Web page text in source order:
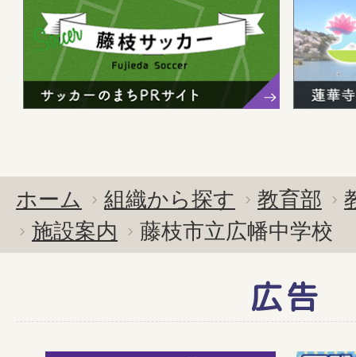
ホーム 組織から探す 教育部
施設案内
藤枝市立広幡中学校
広告